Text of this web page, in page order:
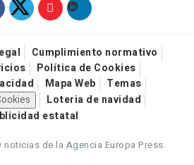
Cumplimiento normativo
Política de Cookies
Mapa Web
Temas
Loteria de navidad
estatal
de la Agencia Europa Press.